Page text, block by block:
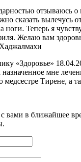
отзываюсь
сказать вылечусь
ноги. Теперь я
Желаю вам
«Здоровье»
назначенное мне
медсестре Тирене,
вами в ближайшее